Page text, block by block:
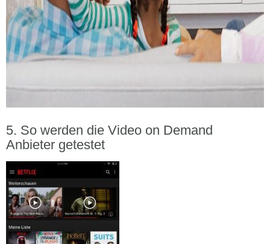
So werden die Video on Demand
Anbieter getestet